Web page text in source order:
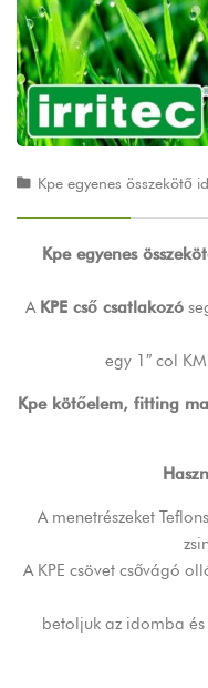
Kpe egyenes összekötő
Kpe egyenes
A KPE cső csatlakozó
egy 1″ col
Kpe kötőelem, fitting
A menetrészeket
A KPE csövet csővágó
betoljuk az idomba